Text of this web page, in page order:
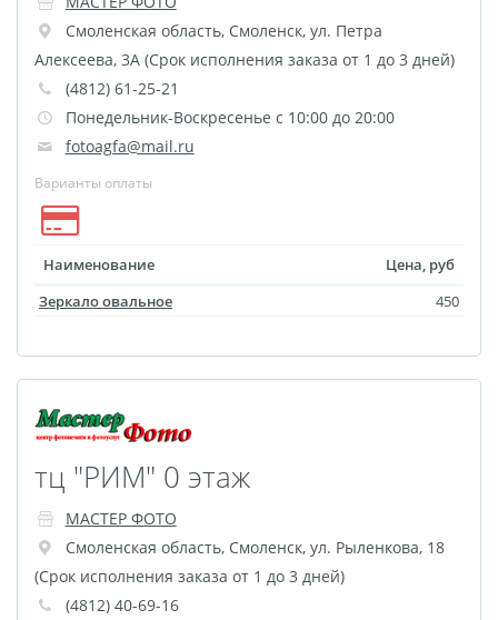
Фото на чехле телефона
Фото на значке
Фотосъемка в студии
Сланцы
Бессмертный полк
Ритуальная керамика
Полотенце с именем
принадлежности
Фото на стеклянной
рамке
Календарь-плакат
Фотоколлаж
Визитки
Календарь перекидной
Календарь настольный
домик
Смоленская область, Смоленск, ул. Петра
Алексеева, 3А (Срок исполнения заказа от 1 до 3 дней)
(4812) 61-25-21
Понедельник-Воскресенье с 10:00 до 20:00
fotoagfa@mail.ru
Варианты оплаты
Наименование
Цена, руб
Зеркало овальное
450
тц "РИМ" 0 этаж
МАСТЕР ФОТО
Смоленская область, Смоленск, ул. Рыленкова, 18
(Срок исполнения заказа от 1 до 3 дней)
(4812) 40-69-16